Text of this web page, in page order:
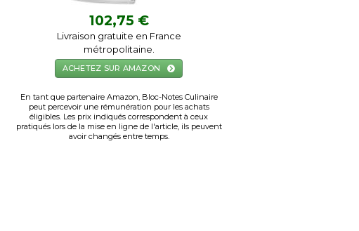
102,75 €
Livraison gratuite en France
métropolitaine.
ACHETEZ SUR AMAZON
En tant que partenaire Amazon, Bloc-Notes Culinaire
peut percevoir une rémunération pour les achats
éligibles. Les prix indiqués correspondent à ceux
pratiqués lors de la mise en ligne de l'article, ils peuvent
avoir changés entre temps.